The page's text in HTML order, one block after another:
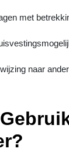
met
naar